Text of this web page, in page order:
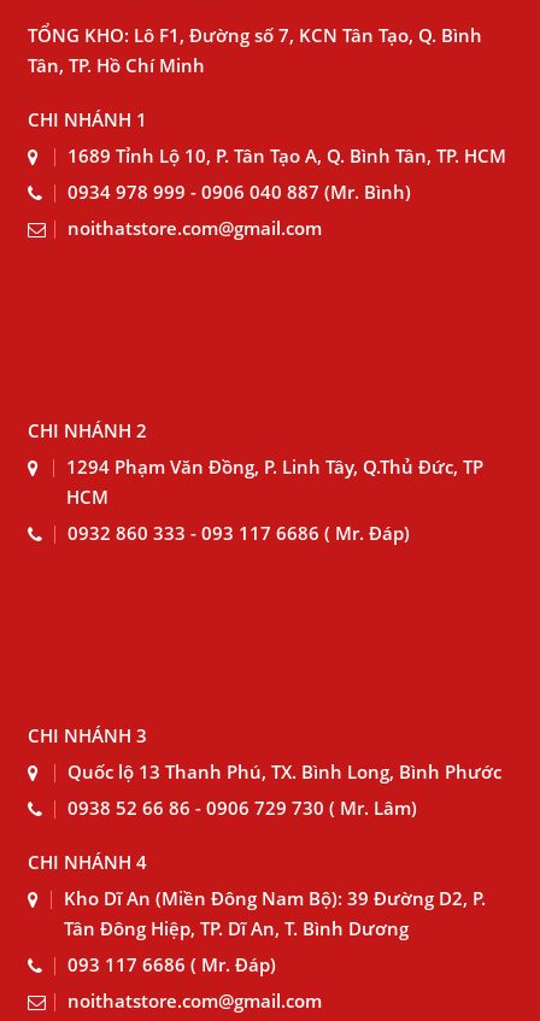
TỔNG KHO: Lô F1, Đường số 7, KCN Tân Tạo, Q. Bình
Tân, TP. Hồ Chí Minh
CHI NHÁNH 1
1689 Tỉnh Lộ 10, P. Tân Tạo A, Q. Bình Tân, TP. HCM
0934 978 999 - 0906 040 887 (Mr. Bình)
noithatstore.com@gmail.com
CHI NHÁNH 2
1294 Phạm Văn Đồng, P. Linh Tây, Q.Thủ Đức, TP
HCM
0932 860 333 - 093 117 6686 ( Mr. Đáp)
CHI NHÁNH 3
Quốc lộ 13 Thanh Phú, TX. Bình Long, Bình Phước
0938 52 66 86 - 0906 729 730 ( Mr. Lâm)
CHI NHÁNH 4
Kho Dĩ An (Miền Đông Nam Bộ): 39 Đường D2, P.
Tân Đông Hiệp, TP. Dĩ An, T. Bình Dương
093 117 6686 ( Mr. Đáp)
noithatstore.com@gmail.com